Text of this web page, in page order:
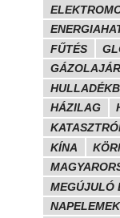
FŰTÉS
GÁZOLAJÁR
HÁZILAG
KÍNA
MEGÚJULÓ
NAPELEMEK